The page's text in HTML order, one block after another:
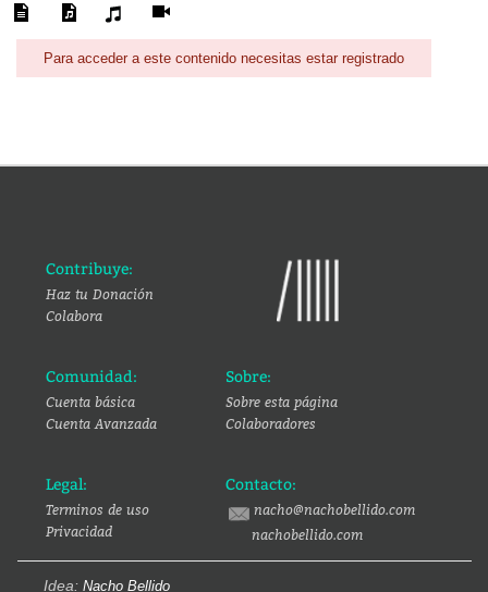
Para acceder a este contenido necesitas estar registrado
Contribuye:
Haz tu Donación
Colabora
Comunidad:
Cuenta básica
Cuenta Avanzada
Sobre:
Sobre esta página
Colaboradores
Legal:
Terminos de uso
Privacidad
Contacto:
nacho@nachobellido.com
nachobellido.com
Idea: Nacho Bellido